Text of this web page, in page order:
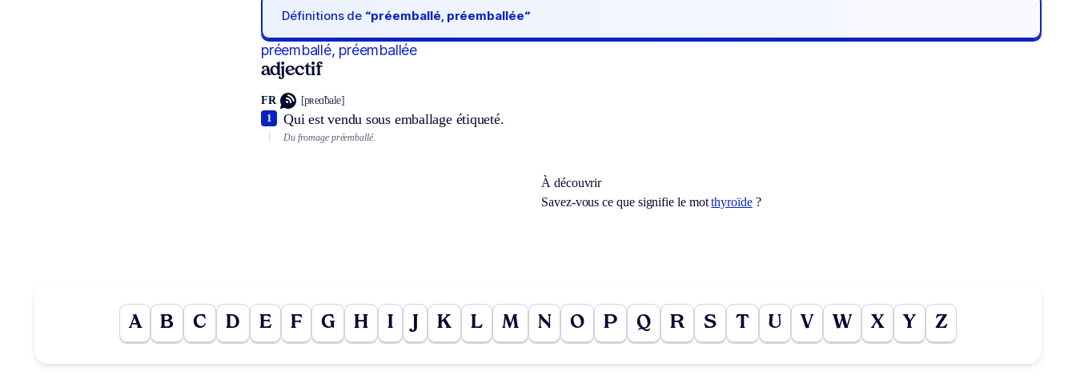
Définitions de “préemballé, préemballée“
préemballé, préemballée
adjectif
FR [pʀeɑ̃bale]
Qui est vendu sous emballage étiqueté.
1
Du fromage préemballé.
À découvrir
Savez-vous ce que signifie le motthyroïde?
A B C D E F G H I J K L M N O P Q R S T U V W X Y Z